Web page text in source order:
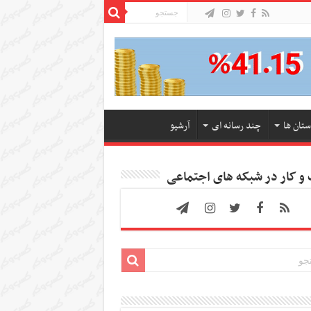
ها چند رسانه ای آرشیو
کار در شبکه های اجتماعی